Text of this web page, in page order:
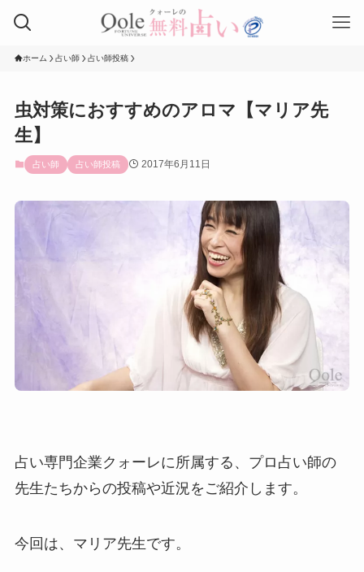
ホーム 占い師 占い師投稿
虫対策におすすめのアロマ【マリア先
生】
占い師 占い師投稿 2017年6月11日
占い専門企業クォーレに所属する、プロ占い師の
先生たちからの投稿や近況をご紹介します。
今回は、マリア先生です。